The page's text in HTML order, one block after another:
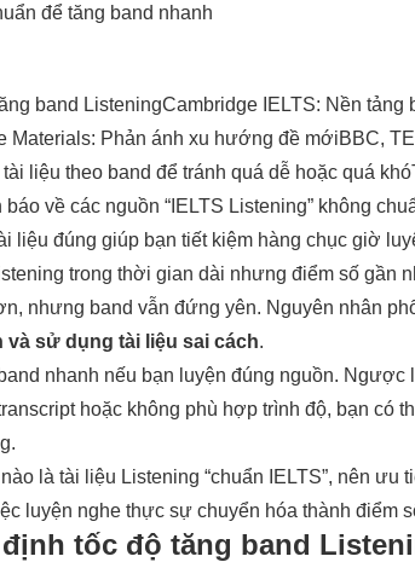
để tăng band nhanh
band ListeningCambridge IELTS: Nền tảng
Materials: Phản ánh xu hướng đề mớiBBC,
liệu theo band để tránh quá dễ hoặc quá khó
báo về các nguồn “IELTS Listening” không
liệu đúng giúp bạn tiết kiệm hàng chục giờ
trong thời gian dài nhưng điểm số gần
nhưng band vẫn đứng yên. Nguyên nhân
và sử dụng tài liệu sai cách.
nhanh nếu bạn luyện đúng nguồn. Ngược
hoặc không phù hợp trình độ, bạn có
là tài liệu Listening “chuẩn IELTS”, nên ưu
luyện nghe thực sự chuyển hóa thành điểm
tốc độ tăng band